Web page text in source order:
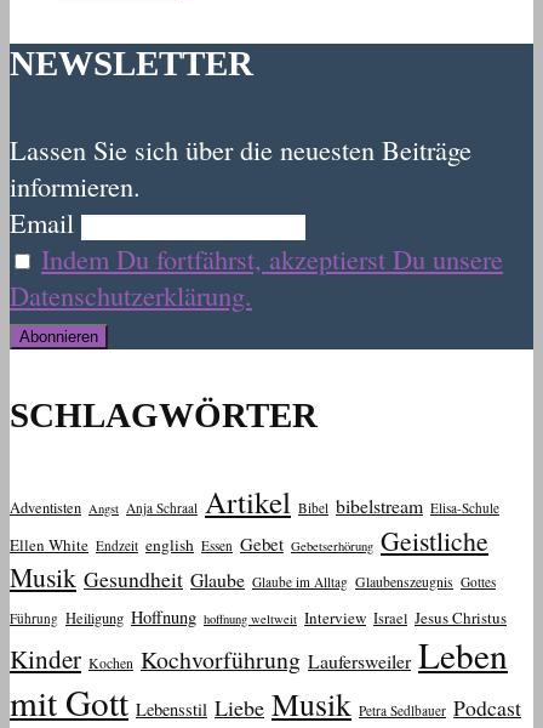
NEWSLETTER
Lassen Sie sich über die neuesten Beiträge
informieren.
Email
Indem Du fortfährst, akzeptierst Du unsere
Datenschutzerklärung.
SCHLAGWÖRTER
Adventisten Angst Anja Schraal Artikel Bibel bibelstream Elisa-Schule
Ellen White Endzeit english Essen Gebet Gebetserhörung Geistliche
Musik Gesundheit Glaube Glaube im Alltag Glaubenszeugnis Gottes
Führung Heiligung Hoffnung hoffnung weltweit Interview Israel Jesus Christus
Kinder Kochen Kochvorführung Laufersweiler Leben
mit Gott Lebensstil Liebe Musik Petra Sedlbauer Podcast